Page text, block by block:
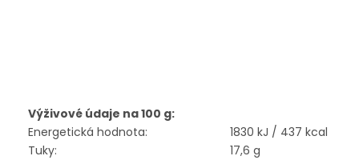
Výživové údaje na 100 g:
Energetická hodnota:
1830 kJ / 437 kcal
Tuky:
17,6 g